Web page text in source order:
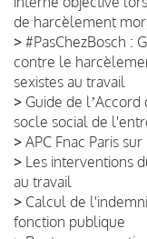
de harcèlement
> #PasChezBosch :
contre le
sexistes au travail
> Guide de
socle social de
> APC Fnac Paris
> Les interventions
au travail
> Calcul de
fonction publique